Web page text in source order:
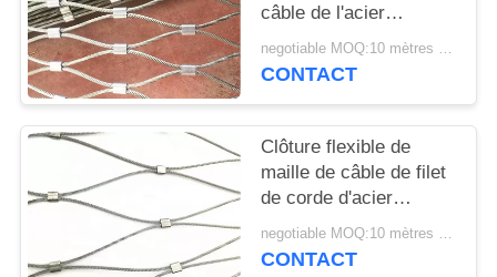
PRIVACY
POLICY
câble de l'acier
inoxydable 316 pour
des marinas
negotiable MOQ:10 mètres carrés
CONTACT
Clôture flexible de
maille de câble de filet
de corde d'acier
inoxydable de la forme
7x7 de diamant
negotiable MOQ:10 mètres carrés
CONTACT